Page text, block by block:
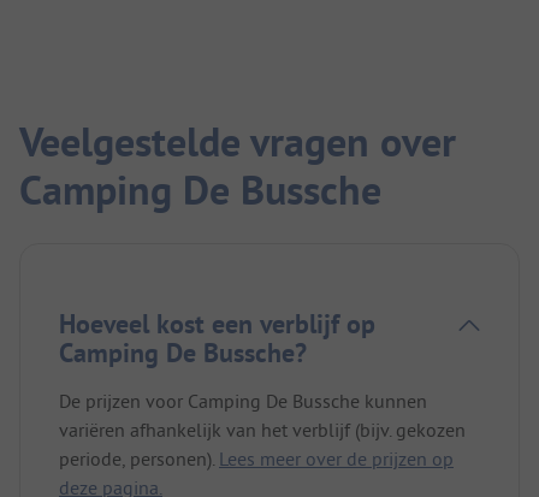
Veelgestelde vragen over
Camping De Bussche
Hoeveel kost een verblijf op
Camping De Bussche?
De prijzen voor Camping De Bussche kunnen
variëren afhankelijk van het verblijf (bijv. gekozen
periode, personen). Lees meer over de prijzen op
deze pagina.